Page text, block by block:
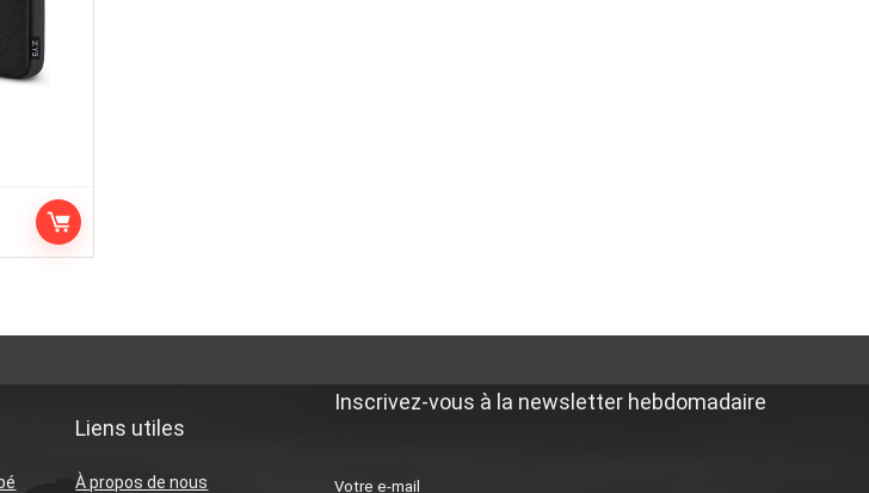
Liens utiles
À propos de nous
Inscrivez-vous à la newsletter hebdomadaire
Votre e-mail